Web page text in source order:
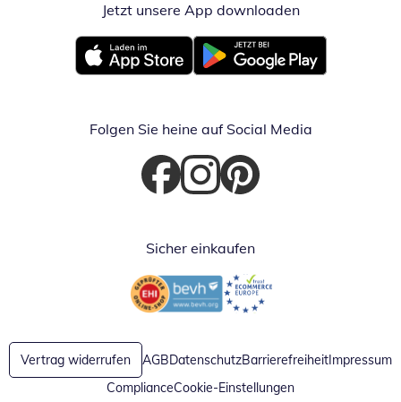
Jetzt unsere App downloadenÖffnet in
Öffnet in neuem FensterÖffnet in neuem Fenster
Folgen Sie heine auf Social Media
Öffnet in neuem Fenster
Öffnet in neuem Fenster
Öffnet in neuem Fenster
Sicher einkaufen
Öffnet in neuem FensterÖffnet in neuem Fenster
Vertrag widerrufen AGBDatenschutzBarrierefreiheitImpressum
ComplianceCookie-Einstellungen